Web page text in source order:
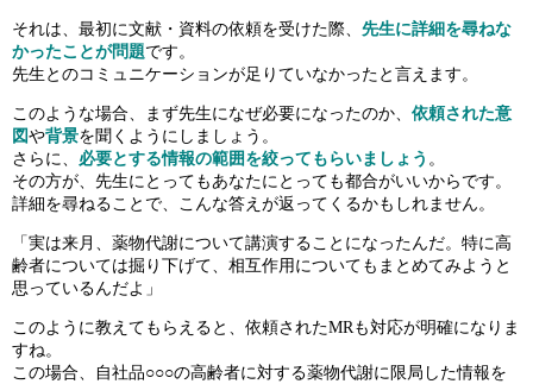
それは、最初に文献・資料の依頼を受けた際、 先生に詳細を尋ねな
かったことが問題です。
先生とのコミュニケーションが足りていなかったと言えます。
このような場合、まず先生になぜ必要になったのか、 依頼された意
図や背景を聞くようにしましょう。
さらに、 必要とする情報の範囲を絞ってもらいましょう 。
その方が、先生にとってもあなたにとっても都合がいいからです。
詳細を尋ねることで、こんな答えが返ってくるかもしれません。
「実は来月、薬物代謝について講演することになったんだ。特に高
齢者については掘り下げて、相互作用についてもまとめてみようと
思っているんだよ」
このように教えてもらえると、依頼されたMRも対応が明確になりま
すね。
この場合、自社品○○○の高齢者に対する薬物代謝に限局した情報を